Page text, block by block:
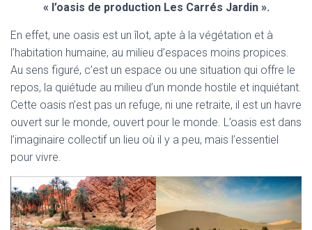
« l’oasis de production Les Carrés Jardin ».
En effet, une oasis est un îlot, apte à la végétation et à
l’habitation humaine, au milieu d’espaces moins propices.
Au sens figuré, c’est un espace ou une situation qui offre le
repos, la quiétude au milieu d’un monde hostile et inquiétant.
Cette oasis n’est pas un refuge, ni une retraite, il est un havre
ouvert sur le monde, ouvert pour le monde. L’oasis est dans
l’imaginaire collectif un lieu où il y a peu, mais l’essentiel
pour vivre.